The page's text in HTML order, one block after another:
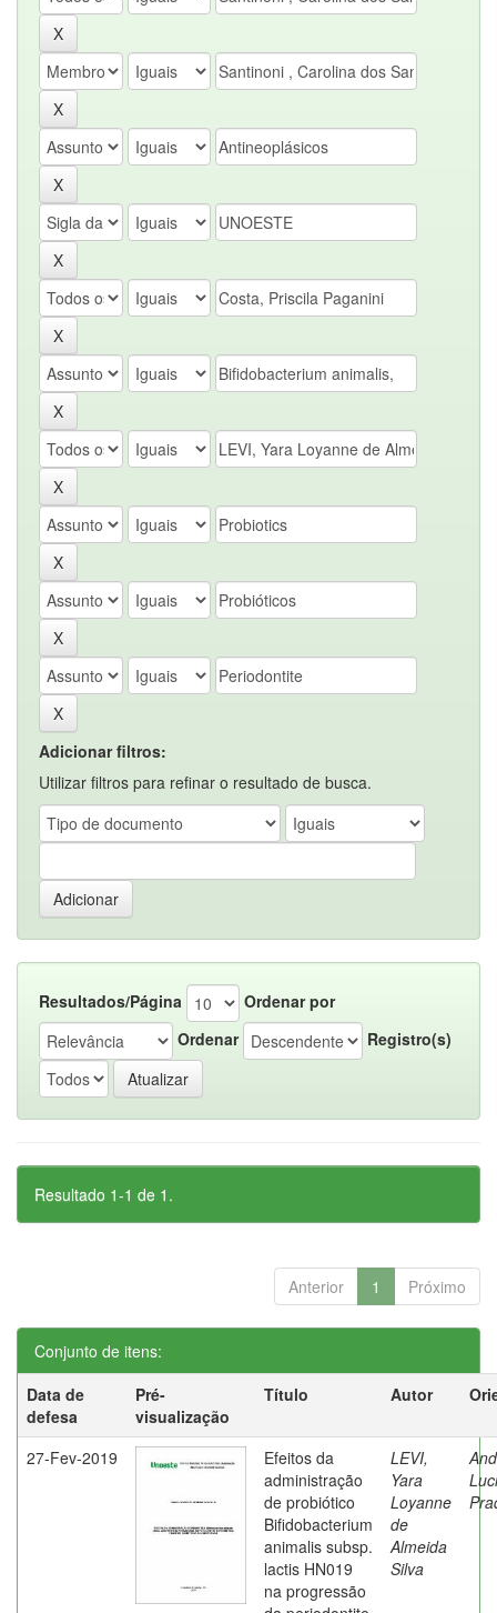
Adicionar filtros:
Utilizar filtros para refinar o resultado de busca.
Resultados/Página
Ordenar por
Ordenar
Registro(s)
Resultado 1-1 de 1.
Anterior 1 Próximo
Conjunto de itens:
Data de
defesa
Pré-
visualização
Título Autor
27-Fev-2019
Efeitos da
administração
de probiótico
Bifidobacterium
animalis subsp.
lactis HN019
na progressão
LEVI,
Yara
Loyanne
de
Almeida
Silva